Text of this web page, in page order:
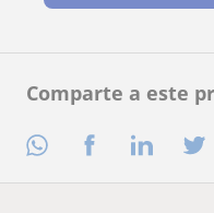
Comparte a este